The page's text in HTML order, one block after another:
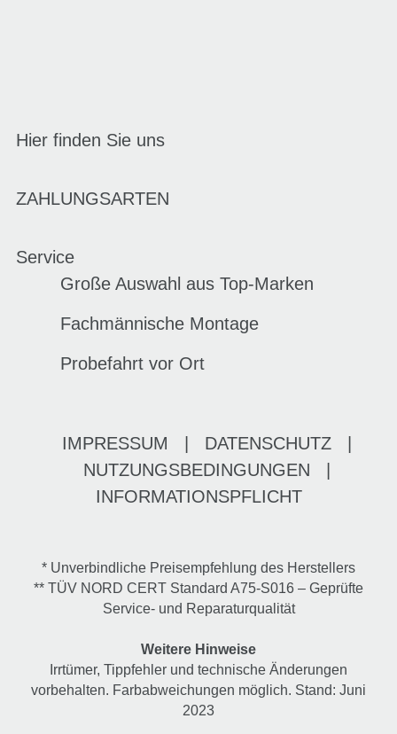
Hier finden Sie uns
ZAHLUNGSARTEN
Service
Große Auswahl aus Top-Marken
Fachmännische Montage
Probefahrt vor Ort
IMPRESSUM DATENSCHUTZ
NUTZUNGSBEDINGUNGEN
INFORMATIONSPFLICHT
* Unverbindliche Preisempfehlung des Herstellers
** TÜV NORD CERT Standard A75-S016 – Geprüfte
Service- und Reparaturqualität
Weitere Hinweise
Irrtümer, Tippfehler und technische Änderungen
vorbehalten. Farbabweichungen möglich. Stand: Juni
2023